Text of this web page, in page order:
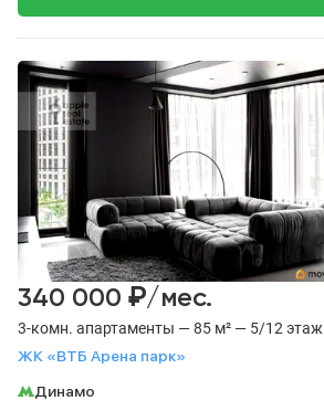
3-комн. апартаменты — 85 м² — 5/12 этаж
ЖК «ВТБ Арена парк»
340 000 ₽/мес.
Динамо